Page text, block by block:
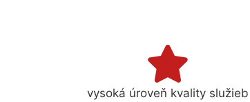
vysoká úroveň kvality služieb